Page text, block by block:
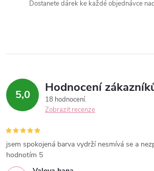
i
s
u
Dostanete dárek ke každé objednávce
5,0 Hodnocení
18 hodnocení
Zobrazit recenze
jsem spokojená barva vydrží nesmívá se a
hodnotím 5